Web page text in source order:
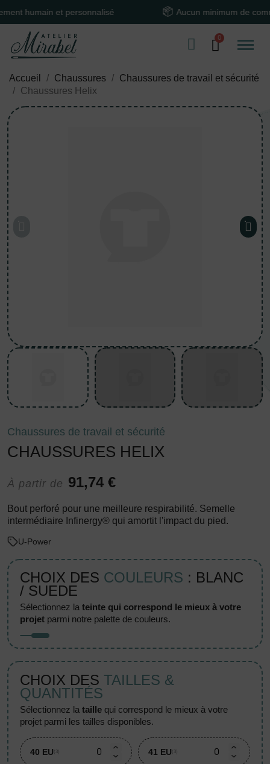
humain et personnalisé Aucun minimum de
Accueil Chaussures
Chaussures de travail et sécurité
Chaussures Helix
Chaussures de travail et sécurité
CHAUSSURES HELIX
À partir de 91,74 €
Bout perforé pour une meilleure respirabilité. Semelle
intermédiaire Infinergy® qui amortit l'impact du pied.
U-Power
CHOIX DES COULEURS : BLANC
/ SUEDE
sélectionnez lateinte qui correspond le mieux à votre
projet parmi notre palette de couleurs.
CHOIX DES TAILLES &
QUANTITÉS
sélectionnez lataille qui correspond le mieux à votre
projet parmi les tailles disponibles.
40 EU (3) 41 EU (3)